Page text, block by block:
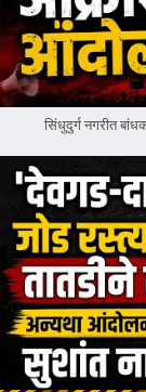
सिंधुदुर्ग नगरीत